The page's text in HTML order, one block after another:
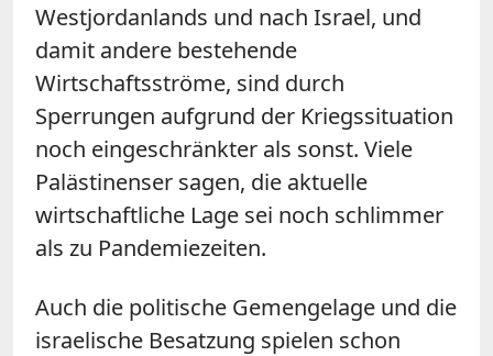
Westjordanlands und nach Israel, und
damit andere bestehende
Wirtschaftsströme, sind durch
Sperrungen aufgrund der Kriegssituation
noch eingeschränkter als sonst. Viele
Palästinenser sagen, die aktuelle
wirtschaftliche Lage sei noch schlimmer
als zu Pandemiezeiten.
Auch die politische Gemengelage und die
israelische Besatzung spielen schon